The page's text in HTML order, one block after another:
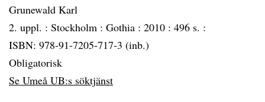
Grunewald Karl
2. uppl. : Stockholm : Gothia : 2010 : 496 s. :
ISBN: 978-91-7205-717-3 (inb.)
Obligatorisk
Se Umeå UB:s söktjänst